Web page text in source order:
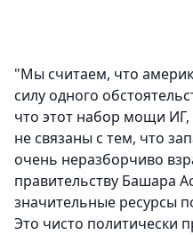
"Мы считаем, что
силу одного
что этот набор мощи
не связаны с тем, что
очень неразборчиво
правительству Башара
значительные ресурсы
Это чисто политически